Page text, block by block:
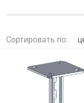
Сортировать по: